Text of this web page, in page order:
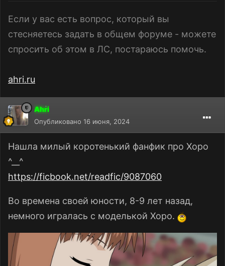
Если у вас есть вопрос, который вы
стесняетесь задать в общем форуме - можете
спросить об этом в ЛС, постараюсь помочь.
ahri.ru
Ahri
Опубликовано 16 июня, 2024
Нашла милый коротенький фанфик про Хоро
^__^
https://ficbook.net/readfic/9087060
Во времена своей юности, 8-9 лет назад,
немного игралась с моделькой Хоро.